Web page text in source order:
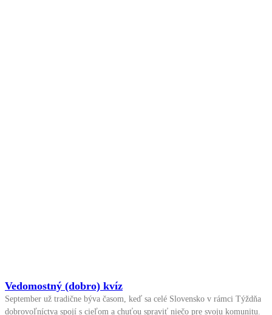
Vedomostný (dobro) kvíz
September už tradične býva časom, keď sa celé Slovensko v rámci Týždňa
dobrovoľníctva spojí s cieľom a chuťou spraviť niečo pre svoju komunitu.